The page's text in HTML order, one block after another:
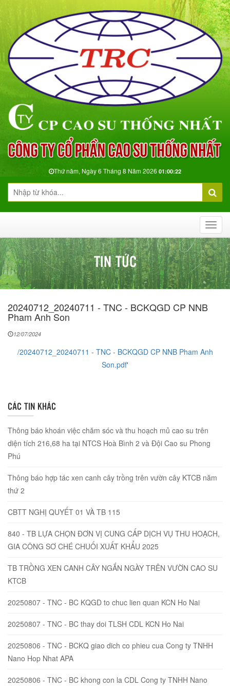
Thứ năm, Ngày 6 Tháng 8 Năm 2026 01:00:23
TIN TỨC
20240712_20240711 - TNC - BCKQGD CP NNB
Pham Anh Son
12/07/2024
/20240712_20240711 - TNC - BCKQGD CP NNB Pham Anh
Son.pdf'
CÁC TIN KHÁC
Thông báo khoán việc chăm sóc và thu hoạch mủ cao su trên
diện tích 216,68 ha tại NTCS Hoà Bình 2 và Đội Cao su Phong
Phú
Thông báo hợp tác xen canh cây trồng trên vườn cây KTCB năm
thứ 2
CBTT NGHỊ QUYẾT 01 VÀ TB 115
840 - TB LỰA CHỌN ĐƠN VỊ CUNG CẤP DỊCH VỤ THU HOẠCH,
GIA CÔNG SƠ CHÉ CHUỐI XUẤT KHẨU 2025
TB TRỒNG XEN CANH CÂY NGẮN NGÀY TRÊN VƯỜN CAO SU
KTCB
20250807 - TNC - BC KQGD to chuc lien quan KCN Ho Nai
20250807 - TNC - BC thay doi TLSH CDL KCN Ho Nai
20250806 - TNC - BCKQ giao dich co phieu cua Cong ty TNHH
Nano Hop Nhat APA
20250806 - TNC - BC khong con la CDL Cong ty TNHH Nano